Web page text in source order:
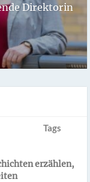
Direktorin
Tags
erzählen,